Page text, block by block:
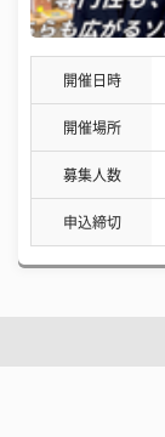
開催日時
開催場所
募集人数
申込締切